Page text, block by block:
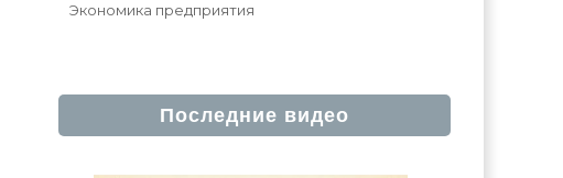
Экономика предприятия
Последние видео